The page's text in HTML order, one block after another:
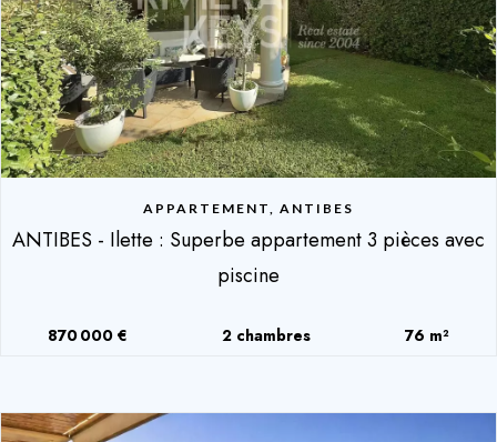
APPARTEMENT, ANTIBES
ANTIBES - Ilette : Superbe appartement 3 pièces avec
piscine
870 000 € 2 chambres 76 m²